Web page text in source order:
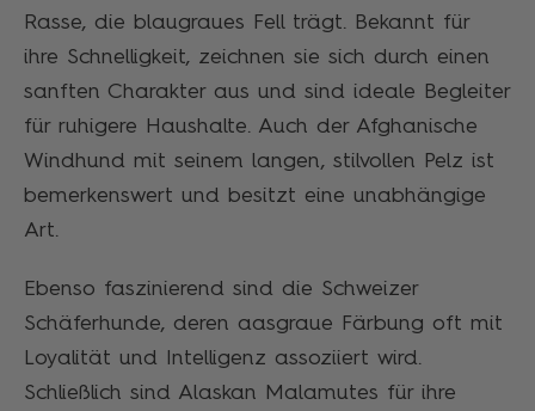
Rasse, die blaugraues Fell trägt. Bekannt für
ihre Schnelligkeit, zeichnen sie sich durch einen
sanften Charakter aus und sind ideale Begleiter
für ruhigere Haushalte. Auch der Afghanische
Windhund mit seinem langen, stilvollen Pelz ist
bemerkenswert und besitzt eine unabhängige
Art.
Ebenso faszinierend sind die Schweizer
Schäferhunde, deren aasgraue Färbung oft mit
Loyalität und Intelligenz assoziiert wird.
Schließlich sind Alaskan Malamutes für ihre